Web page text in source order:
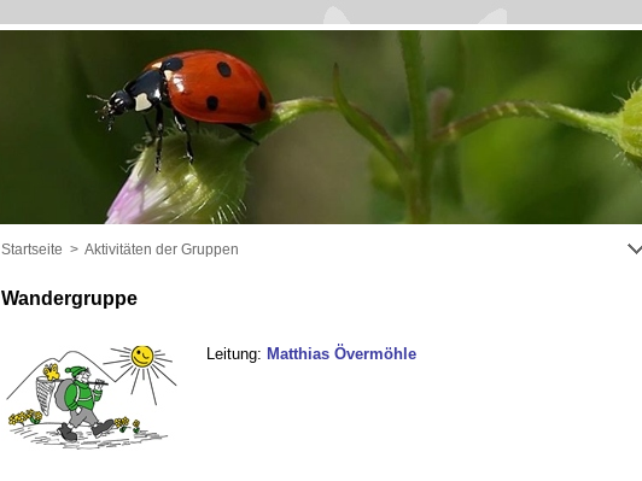
Startseite > Aktivitäten der Gruppen
Wandergruppe
Leitung: Matthias Övermöhle